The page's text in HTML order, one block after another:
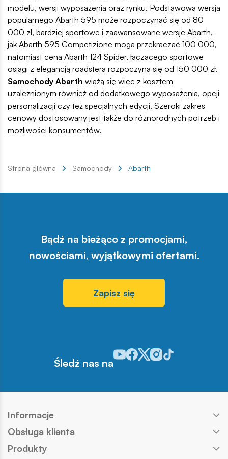
modelu, wersji wyposażenia oraz rynku. Podstawowa wersja
popularnego Abarth 595 może rozpoczynać się od 80
000 zł, bardziej sportowe i zaawansowane wersje Abarth,
jak Abarth 595 Competizione mogą przekraczać 100 000,
natomiast cena Abarth 124 Spider, łączącego sportowe
osiągi z elegancją roadstera rozpoczyna się od 150 000 zł.
Samochody Abarth wiążą się więc z kosztem
uzależnionym również od dodatkowego wyposażenia, opcji
personalizacji czy też specjalnych edycji. Szeroki zakres
cenowy dostosowany jest także do różnorodnych potrzeb i
możliwości konsumentów.
Strona główna Samochody Abarth
Bądź na bieżąco z promocjami,
nowościami, wyjątkowymi ofertami.
Zapisz się
Śledź nas na
Odwiedź nasz profil w serwisie
Odwiedź nasz profil w
Odwiedź nasz profil w
Odwiedź nasz profil w
Odwiedź nasz
Informacje
Obsługa klienta
Produkty